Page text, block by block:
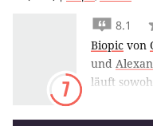
7
8.1
Biopic von
und
läuft